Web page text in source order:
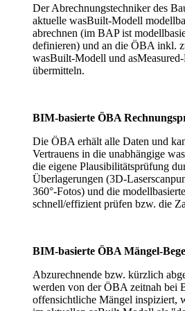
Der Abrechnungstechniker des
aktuelle wasBuilt-Modell
abrechnen (im BAP ist
definieren) und an die ÖBA inkl.
wasBuilt-Modell und
übermitteln.
BIM-basierte ÖBA
Die ÖBA erhält alle Daten und
Vertrauens in die unabhängige
die eigene Plausibilitätsprüfung
Überlagerungen (3D-
360°-Fotos) und die
schnell/effizient prüfen bzw. die
BIM-basierte ÖBA Mängel-
Abzurechnende bzw. kürzlich
werden von der ÖBA zeitnah bei
offensichtliche Mängel inspiziert,